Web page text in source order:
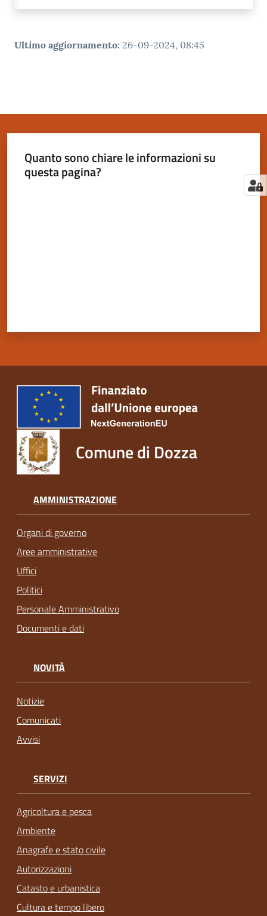
Ultimo aggiornamento: 26-09-2024, 08:45
Quanto sono chiare le informazioni su
questa pagina?
Comune di Dozza
AMMINISTRAZIONE
Organi di governo
Aree amministrative
Uffici
Politici
Personale Amministrativo
Documenti e dati
NOVITÀ
Notizie
Comunicati
Avvisi
SERVIZI
Agricoltura e pesca
Ambiente
Anagrafe e stato civile
Autorizzazioni
Catasto e urbanistica
Cultura e tempo libero